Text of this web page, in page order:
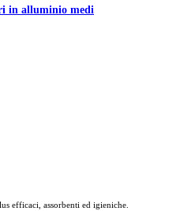
in alluminio medi
efficaci, assorbenti ed igieniche.